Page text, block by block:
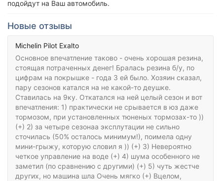
подойдут на Ваш автомобиль.
Новые отзывы
Michelin Pilot Exalto
Основное впечатление таково - очень хорошая резина,
стоящая потраченных денег! Бралась резина б/у, по
цифрам на покрышке - года 3 ей было. Хозяин сказал,
пару сезонов катался на не какой-то деушке.
Ставилась на 9ку. Откатался на ней целый сезон и вот
впечатления: 1) практически не срывается в юз даже
тормозом, при установленных тюненых тормозах-то ))
(+) 2) за четыре сезонаа эксплутации не сильно
сточилась (50% осталось минимум!), поимела одну
мини-грыжу, которую словил я )) (+) 3) Невероятно
четкое управление на воде (+) 4) шума особенного не
заметил (по сравнению с другими) (+) 5) чуть жестче
других, но машина шла Очень мягко (+) Вцелом,